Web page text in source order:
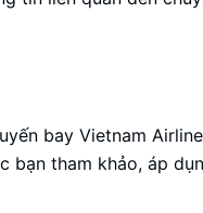
bay Vietnam
bạn tham khảo, áp